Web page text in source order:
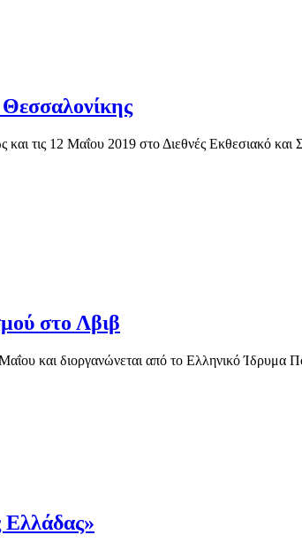
τις 12 Μαΐου 2019 στο Διεθνές Εκθεσιακό
στο Λβιβ
και διοργανώνεται από το Ελληνικό
Ελλάδας»